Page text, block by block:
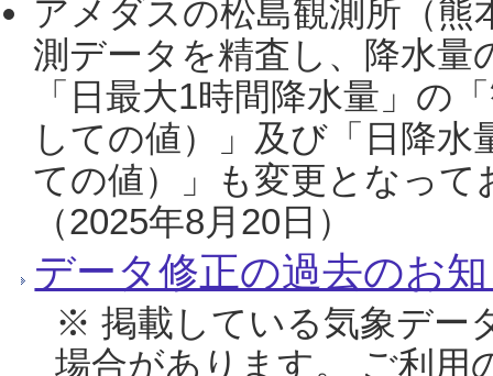
アメダスの松島観測所（熊
測データを精査し、降水
「日最大1時間降水量」の
しての値）」及び「日降
ての値）」も変更となっ
（2025年8月20日）
データ修正の過去のお
※ 掲載している気象デー
場合があります。 ご利用